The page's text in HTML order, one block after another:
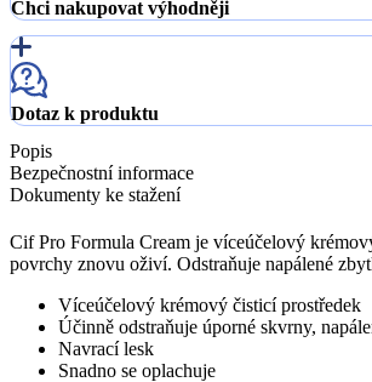
Chci nakupovat výhodněji
Dotaz k produktu
Popis
Bezpečnostní informace
Dokumenty ke stažení
Cif Pro Formula Cream je víceúčelový
povrchy znovu oživí. Odstraňuje napálené
Víceúčelový krémový čisticí prostředek
Účinně odstraňuje úporné skvrny,
Navrací lesk
Snadno se oplachuje